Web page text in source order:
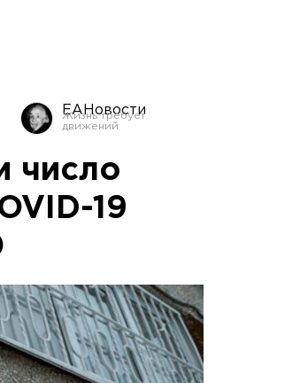
ЕАНовости
число
19